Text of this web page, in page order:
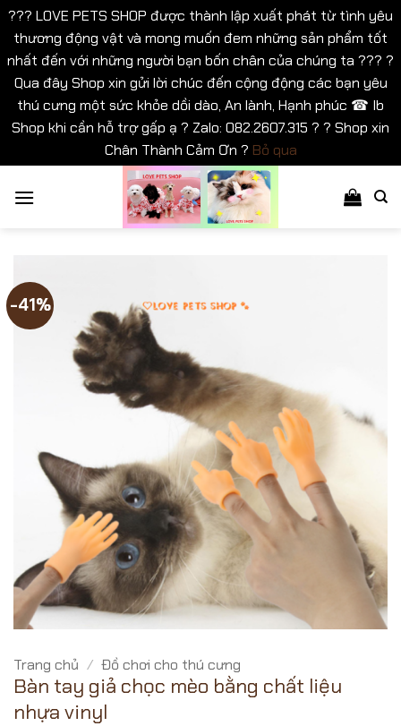
??? LOVE PETS SHOP được thành lập xuất phát từ tình yêu
thương động vật và mong muốn đem những sản phẩm tốt
nhất đến với những người bạn bốn chân của chúng ta ??? ?
Qua đây Shop xin gửi lời chúc đến cộng động các bạn yêu
thú cưng một sức khỏe dồi dào, An lành, Hạnh phúc ☎ Ib
Shop khi cần hỗ trợ gấp ạ ? Zalo: 082.2607.315 ? ? Shop xin
Chân Thành Cảm Ơn ? Bỏ qua
qua
-41%
Trang chủ / Đồ chơi cho thú cưng
Bàn tay giả chọc mèo bằng chất liệu
nhựa vinyl